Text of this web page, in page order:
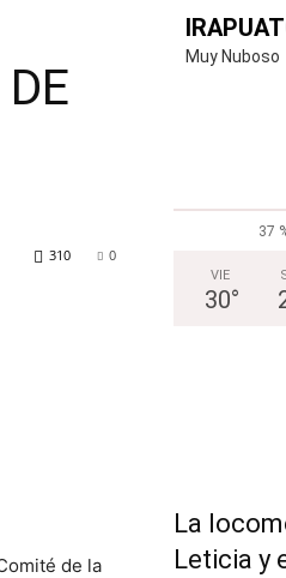
0
310
de la
Muy Nuboso
37
VIE
30°
La
Leticia y